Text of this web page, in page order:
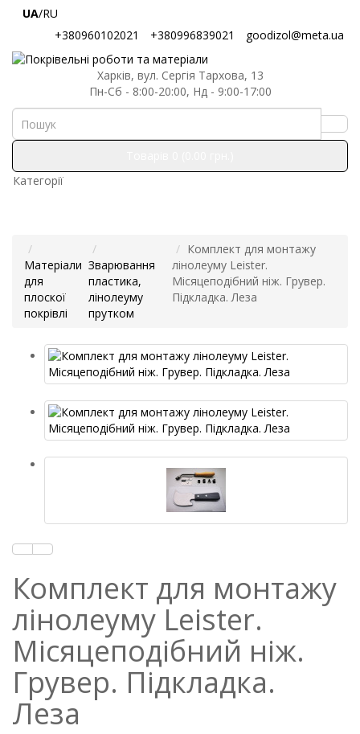
UA/RU
+380960102021
+380996839021 goodizol@meta.ua
Харків, вул. Сергія Тархова, 13
Пн-Сб - 8:00-20:00, Нд - 9:00-17:00
Категорії
Матеріали
для
плоскої
покрівлі
Зварювання
пластика,
лінолеуму
прутком
Комплект для монтажу
лінолеуму Leister.
Місяцеподібний ніж. Грувер.
Підкладка. Леза
Комплект для монтажу
лінолеуму Leister.
Місяцеподібний ніж.
Грувер. Підкладка.
Леза